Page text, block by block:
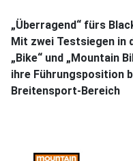
„Überragend“ fürs
Mit zwei Testsiegen in
„Bike“ und „Mountain
ihre Führungsposition
Breitensport-Bereich